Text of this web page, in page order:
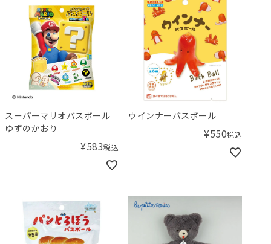
スーパーマリオバスボール
ゆずのかおり
¥583税込
ウインナーバスボール
¥550税込